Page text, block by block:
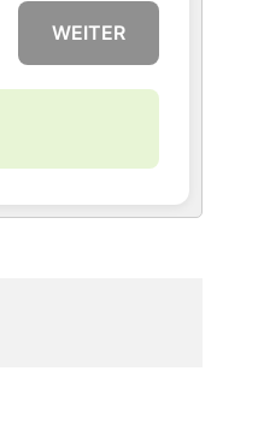
WEITER